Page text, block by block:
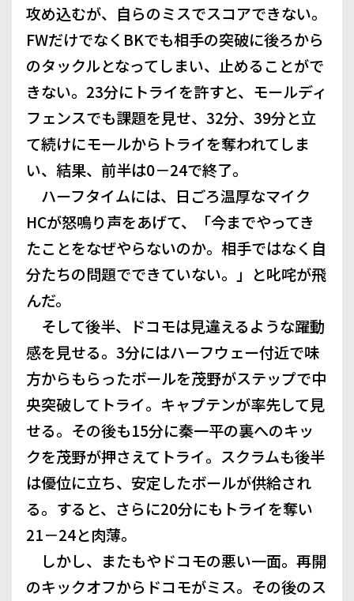
攻め込むが、自らのミスでスコアできない。
FWだけでなくBKでも相手の突破に後ろから
のタックルとなってしまい、止めることがで
きない。23分にトライを許すと、モールディ
フェンスでも課題を見せ、32分、39分と立
て続けにモールからトライを奪われてしま
い、結果、前半は0－24で終了。
ハーフタイムには、日ごろ温厚なマイク
HCが怒鳴り声をあげて、「今までやってき
たことをなぜやらないのか。相手ではなく自
分たちの問題でできていない。」と叱咤が飛
んだ。
そして後半、ドコモは見違えるような躍動
感を見せる。3分にはハーフウェー付近で味
方からもらったボールを茂野がステップで中
央突破してトライ。キャプテンが率先して見
せる。その後も15分に秦一平の裏へのキッ
クを茂野が押さえてトライ。スクラムも後半
は優位に立ち、安定したボールが供給され
る。すると、さらに20分にもトライを奪い
21－24と肉薄。
しかし、またもやドコモの悪い一面。再開
のキックオフからドコモがミス。その後のス